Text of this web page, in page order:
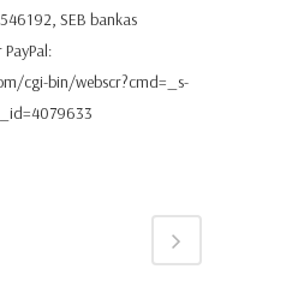
SEB bankas
cgi-bin/webscr?cmd=_s-